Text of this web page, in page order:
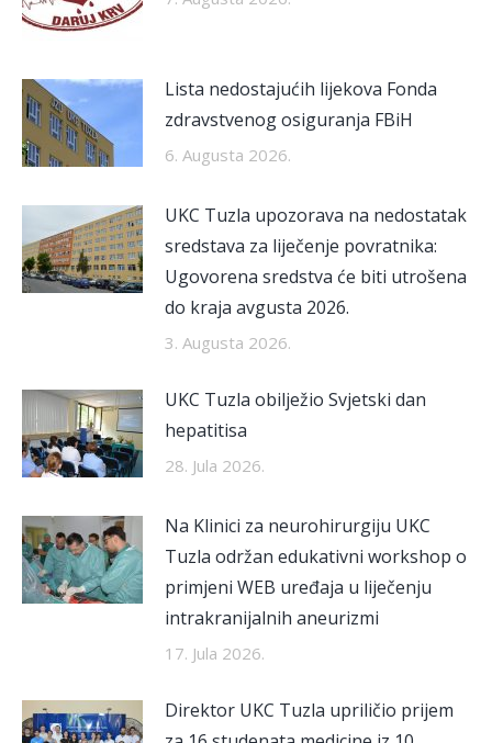
Lista nedostajućih lijekova Fonda
zdravstvenog osiguranja FBiH
6. Augusta 2026.
UKC Tuzla upozorava na nedostatak
sredstava za liječenje povratnika:
Ugovorena sredstva će biti utrošena
do kraja avgusta 2026.
3. Augusta 2026.
UKC Tuzla obilježio Svjetski dan
hepatitisa
28. Jula 2026.
Na Klinici za neurohirurgiju UKC
Tuzla održan edukativni workshop o
primjeni WEB uređaja u liječenju
intrakranijalnih aneurizmi
17. Jula 2026.
Direktor UKC Tuzla upriličio prijem